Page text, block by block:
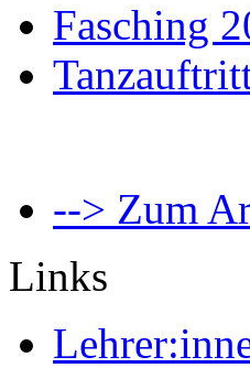
Fasching
--> Zum
Links